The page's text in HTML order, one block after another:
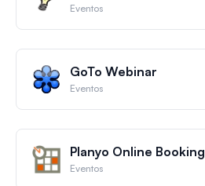
Eventos
GoTo Webinar
Eventos
Planyo Online Booking
Eventos